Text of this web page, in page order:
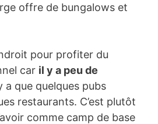
offre de bungalows et
pour profiter du
car il y a peu de
a que quelques pubs
restaurants. C’est plutôt
comme camp de base